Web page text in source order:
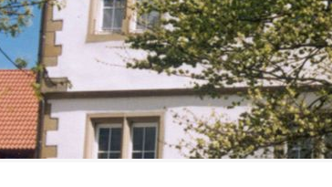
Kurzportrait
Löchgau früher
Zahlen & Fakten
Steuern